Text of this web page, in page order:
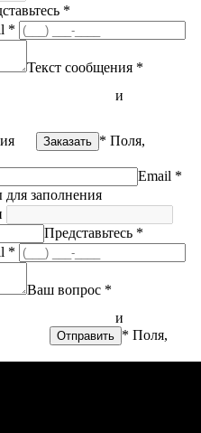
*
*
Текст сообщения *
и
* Поля,
Email *
для заполнения
Представьтесь *
*
Ваш вопрос *
и
* Поля,